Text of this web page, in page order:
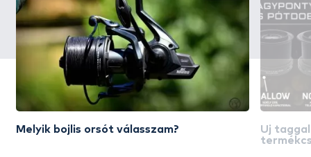
Melyik bojlis orsót válasszam?
Új